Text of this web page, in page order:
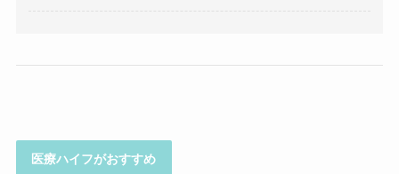
医療ハイフがおすすめ